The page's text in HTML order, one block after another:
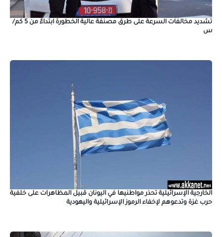
تشديد مخالفات السرعة على طرق مصنفة عالية الخطورة ابتداءً من 5 كم/
س
الخارجية الإسرائيلية تحذر مواطنيها في اليونان قبيل المظاهرات على خلفية
حرب غزة وتدعوهم لإخفاء الرموز الإسرائيلية واليهودية